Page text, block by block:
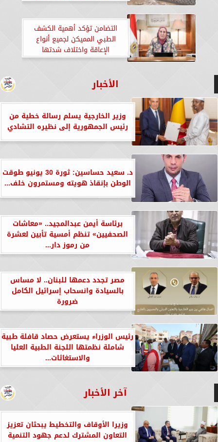
التضامن تؤكد أهمية الكشف
الطبي المميكن لجميع أنواع
الإعاقة واختلاف شدتها
الأخبار
وزير الخارجية يسلم رسالة خطية من
رئيس الجمهورية إلى نظيره التشادي
د. سعيد حساسين: ثورة 30 يونيو طوقت
الوطن بإنقاذ هويته ومستمرون خلف...
برئاسة أيمن عبدالمجيد.. «معاشات
الصحفيين» تنظم أمسية تأبين لعشرة
من رموز دار...
مصر تجدد دعمها للبنان.. لا مساس
بالسيادة وانسحاب إسرائيل الكامل
ضرورة
رئيس الوزراء يستعرض حصاد قافلة طبية
شاملة نظمتها اللجنة الطبية العليا
والاستغاثات...
آخر الأخبار
وزيرا الأوقاف والتخطيط يبحثان تعزيز
التعاون المشترك لدعم جهود التنمية